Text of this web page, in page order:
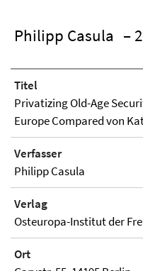
Philipp Casula –
Titel
Privatizing Old-Age
Europe Compared von
Verfasser
Philipp Casula
Verlag
Osteuropa-Institut der
Ort